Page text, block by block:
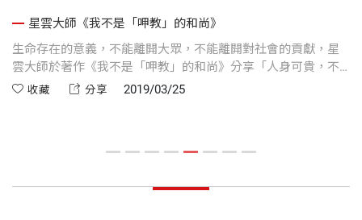
星雲大師《我不是「呷教」的和尚》
生命存在的意義，不能離開大眾，不能離開對社會的貢獻，星
雲大師於著作《我不是「呷教」的和尚》分享「人身可貴，不
能輕慢虛度」
收藏 分享 2019/03/25